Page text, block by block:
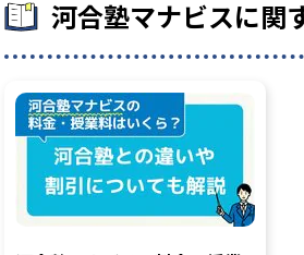
河合塾マナビスに関